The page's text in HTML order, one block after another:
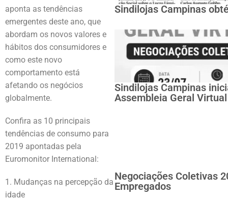
aponta as tendências
emergentes deste ano, que
abordam os novos valores e
hábitos dos consumidores e
como este novo
comportamento está
afetando os negócios
globalmente.
Confira as 10 principais
tendências de consumo para
2019 apontadas pela
Euromonitor International:
1. Mudanças na percepção da
idade
Sindilojas Campinas
Sindilojas Campinas
Assembleia Geral Virtual
Negociações Coletivas
Empregados